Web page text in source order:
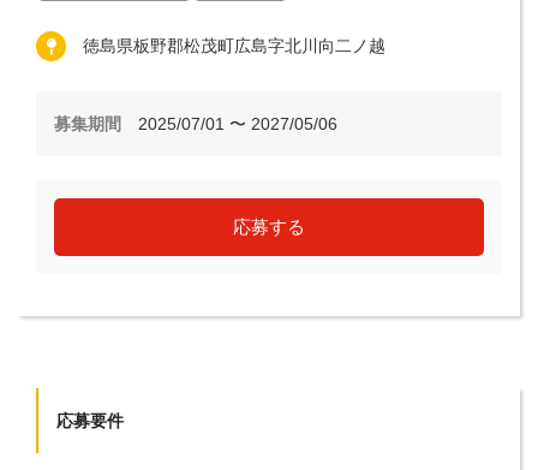
徳島県板野郡松茂町広島字北川向二ノ越
募集期間 2025/07/01 〜 2027/05/06
応募する
応募要件